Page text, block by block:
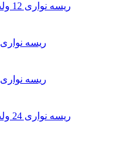
ریسه نواری 12 ولت
ریسه نواری 12 ولت تراکم 120
ریسه نواری 12 ولت تراکم 240
ریسه نواری 24 ولت